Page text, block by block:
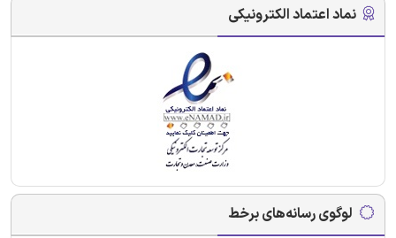
نماد اعتماد الکترونیکی
لوگوی رسانه‌های برخط